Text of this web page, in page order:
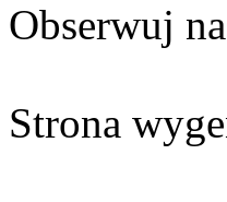
Obserwuj
Strona